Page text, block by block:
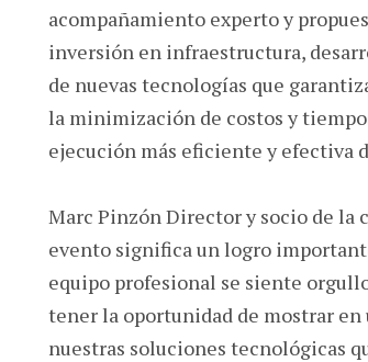
acompañamiento experto y
inversión en infraestructura,
de nuevas tecnologías que
la minimización de costos y
ejecución más eficiente y efectiva
Marc Pinzón Director y socio de la
evento significa un logro
equipo profesional se siente
tener la oportunidad de mostrar
nuestras soluciones tecnológicas